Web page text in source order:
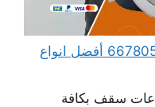
فني سماعات سقف بلوتوث 66780530 أفضل انواع
سقف بكافة